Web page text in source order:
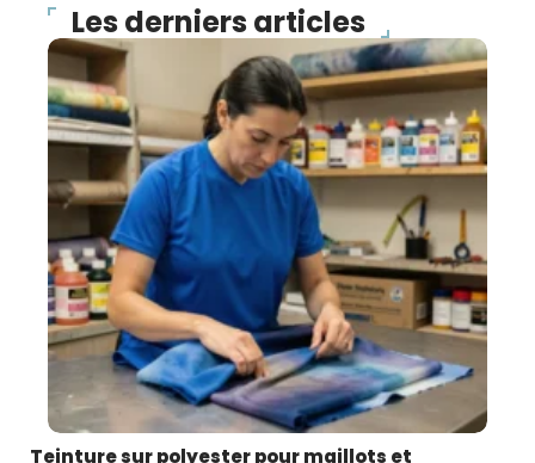
Les derniers articles
Teinture sur polyester pour maillots et